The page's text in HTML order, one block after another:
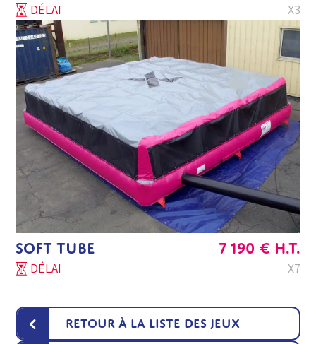
‹ Retour à la liste des jeux
DÉLAI X3
SOFT TUBE 7 190 € H.T.
DÉLAI X7